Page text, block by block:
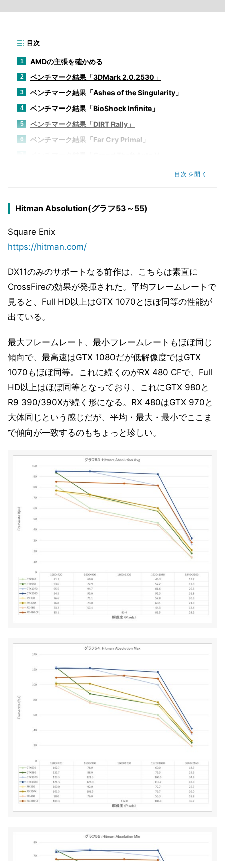
目次
1 AMDの主張を確かめる
2 ベンチマーク結果「3DMark 2.0.2530」
3 ベンチマーク結果「Ashes of the Singularity」
4 ベンチマーク結果「BioShock Infinite」
5 ベンチマーク結果「DIRT Rally」
6 ベンチマーク結果「Far Cry Primal」
12 ベンチマーク結果「Steam VR」
13 ベンチマーク結果「Basemark CL v1.1」
19 ベンチマーク結果「Far Cry Primal」その2
20 ベンチマーク結果「Hitman 2016」その2
21 ベンチマーク結果「Rise of the Tomb Raider」その2
22
ベンチマーク結果「Tom Clancy's The Division」その
2
23 ベンチマーク結果「消費電力&動作周波数」その2
目次を開く
Hitman Absolution(グラフ53～55)
Square Enix
https://hitman.com/
DX11のみのサポートなる前作は、こちらは素直に
CrossFireの効果が発揮された。平均フレームレートで
見ると、Full HD以上はGTX 1070とほぼ同等の性能が
出ている。
最大フレームレート、最小フレームレートもほぼ同じ
傾向で、最高速はGTX 1080だが低解像度ではGTX
1070もほぼ同等。これに続くのがRX 480 CFで、Full
HD以上はほぼ同等となっており、これにGTX 980と
R9 390/390Xが続く形になる。RX 480はGTX 970と
大体同じという感じだが、平均・最大・最小でここま
で傾向が一致するのもちょっと珍しい。